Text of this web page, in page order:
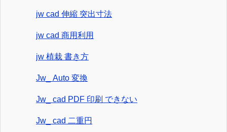
jw cad 伸縮 突出寸法
jw cad 商用利用
jw 植栽 書き方
Jw_ Auto 変換
Jw_ cad PDF 印刷 できない
Jw_ cad 二重円